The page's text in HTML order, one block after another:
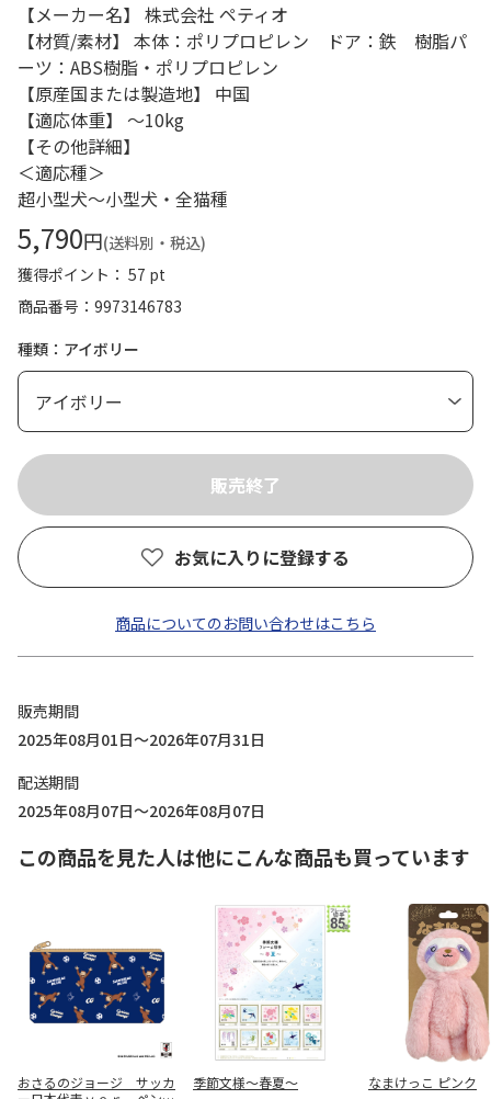
【メーカー名】 株式会社 ペティオ
【材質/素材】 本体：ポリプロピレン ドア：鉄 樹脂パ
ーツ：ABS樹脂・ポリプロピレン
【原産国または製造地】 中国
【適応体重】 ～10kg
【その他詳細】
＜適応種＞
超小型犬～小型犬・全猫種
5,790円(送料別・税込)
獲得ポイント： 57 pt
商品番号
9973146783
種類：アイボリー
お気に入りに登録する
商品についてのお問い合わせはこちら
販売期間
2025年08月01日～2026年07月31日
配送期間
2025年08月07日～2026年08月07日
この商品を見た人は他にこんな商品も買っています
おさるのジョージ サッカ
季節文様～春夏～ なまけっこ ピンク